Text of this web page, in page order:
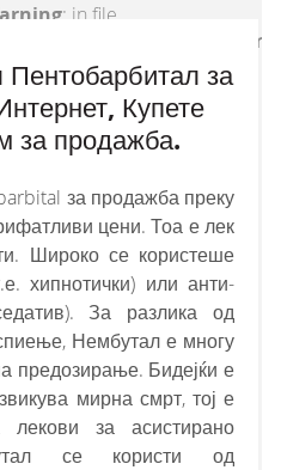
: in file
lib/Twig/Extension/
must be an
implements Countable
за
Купете
за продажба.
за продажба преку
цени. Тоа е лек
Широко се користеше
хипнотички) или анти-
За разлика од
Нембутал е многу
предозирање. Бидејќи е
мирна смрт, тој е
за асистирано
се користи од